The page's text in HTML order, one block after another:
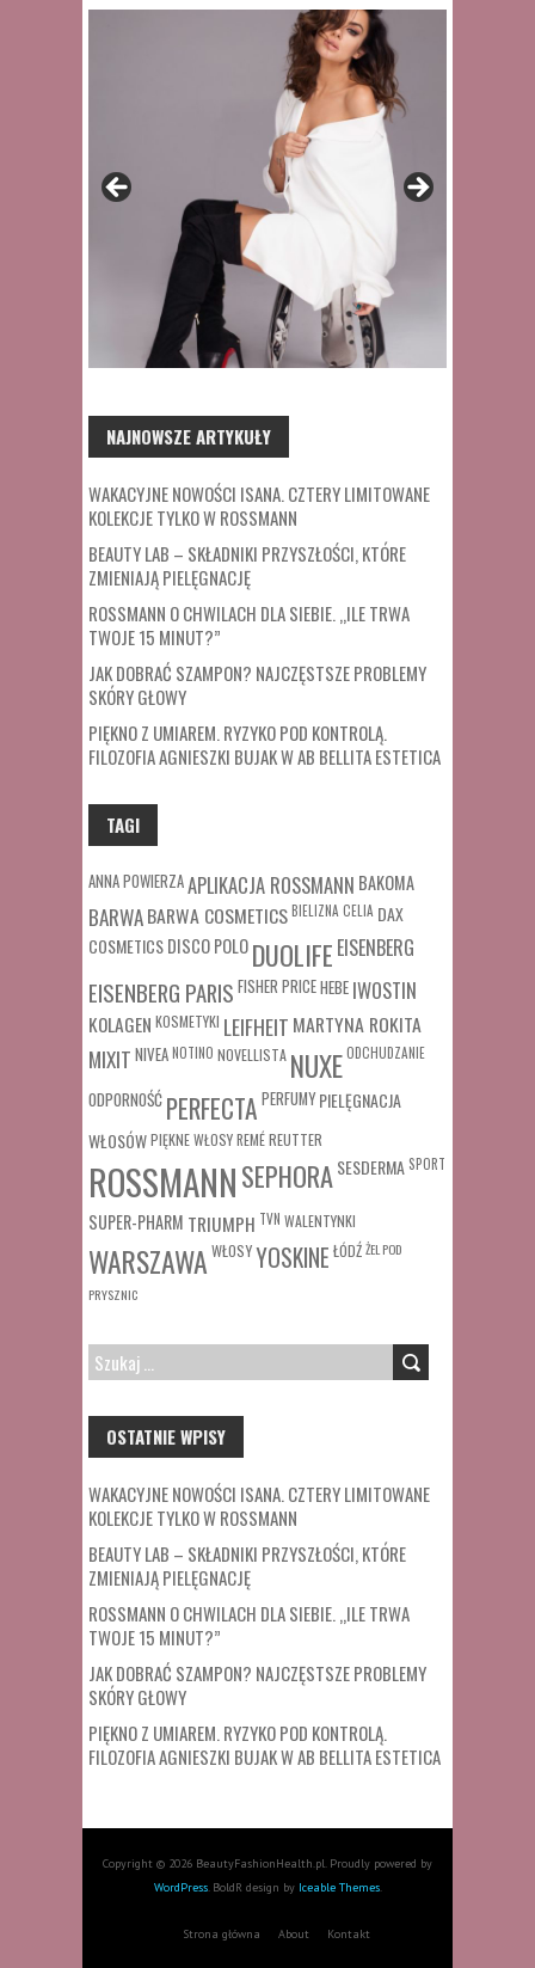
NAJNOWSZE ARTYKUŁY
WAKACYJNE NOWOŚCI ISANA. CZTERY LIMITOWANE
KOLEKCJE TYLKO W ROSSMANN
BEAUTY LAB – SKŁADNIKI PRZYSZŁOŚCI, KTÓRE
ZMIENIAJĄ PIELĘGNACJĘ
ROSSMANN O CHWILACH DLA SIEBIE. „ILE TRWA
TWOJE 15 MINUT?”
JAK DOBRAĆ SZAMPON? NAJCZĘSTSZE PROBLEMY
SKÓRY GŁOWY
PIĘKNO Z UMIAREM. RYZYKO POD KONTROLĄ.
FILOZOFIA AGNIESZKI BUJAK W AB BELLITA ESTETICA
TAGI
ANNA POWIERZAAPLIKACJA ROSSMANN BAKOMA
BARWABARWA COSMETICSBIELIZNA CELIA DAX
COSMETICSDISCO POLODUOLIFE EISENBERG
EISENBERG PARIS FISHER PRICEHEBE IWOSTIN
KOLAGEN KOSMETYKI LEIFHEIT MARTYNA ROKITA
MIXIT NIVEANOTINO NOVELLISTA NUXEODCHUDZANIE
ODPORNOŚĆ PERFECTA PERFUMY PIELĘGNACJA
WŁOSÓWPIĘKNE WŁOSYREMÉREUTTER
ROSSMANNSEPHORASESDERMA SPORT
SUPER-PHARM TRIUMPH TVN WALENTYNKI
WARSZAWA WŁOSYYOSKINE ŁÓDŹŻEL POD
PRYSZNIC
SZUKAJ:
OSTATNIE WPISY
WAKACYJNE NOWOŚCI ISANA. CZTERY LIMITOWANE
KOLEKCJE TYLKO W ROSSMANN
BEAUTY LAB – SKŁADNIKI PRZYSZŁOŚCI, KTÓRE
ZMIENIAJĄ PIELĘGNACJĘ
ROSSMANN O CHWILACH DLA SIEBIE. „ILE TRWA
TWOJE 15 MINUT?”
JAK DOBRAĆ SZAMPON? NAJCZĘSTSZE PROBLEMY
SKÓRY GŁOWY
PIĘKNO Z UMIAREM. RYZYKO POD KONTROLĄ.
FILOZOFIA AGNIESZKI BUJAK W AB BELLITA ESTETICA
Copyright © 2026 BeautyFashionHealth.pl. Proudly powered by
WordPress. BoldR design by Iceable Themes.
Strona główna About Kontakt